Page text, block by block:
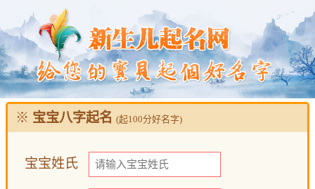
※ 宝宝八字起名 (起100分好名字)
宝宝姓氏